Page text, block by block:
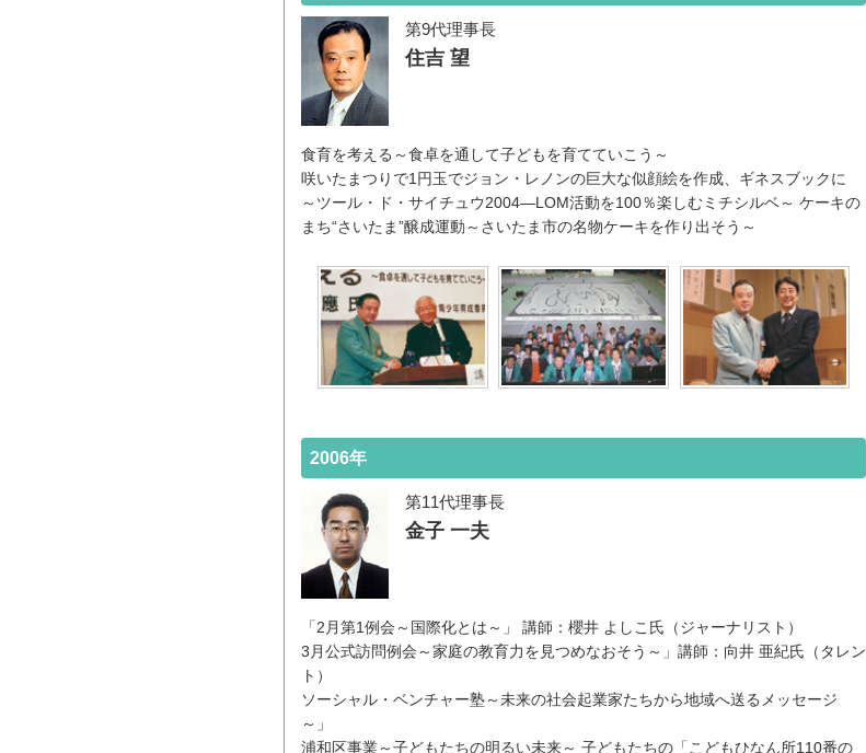
第9代理事長
住吉 望
食育を考える～食卓を通して子どもを育てていこう～
咲いたまつりで1円玉でジョン・レノンの巨大な似顔絵を作成、ギネスブックに
～ツール・ド・サイチュウ2004―LOM活動を100％楽しむミチシルベ～ ケーキの
まち“さいたま”醸成運動～さいたま市の名物ケーキを作り出そう～
2006年
第11代理事長
金子 一夫
「2月第1例会～国際化とは～」 講師：櫻井 よしこ氏（ジャーナリスト）
3月公式訪問例会～家庭の教育力を見つめなおそう～」講師：向井 亜紀氏（タレン
ト）
ソーシャル・ベンチャー塾～未来の社会起業家たちから地域へ送るメッセージ
～」
浦和区事業～子どもたちの明るい未来～ 子どもたちの「こどもひなん所110番の